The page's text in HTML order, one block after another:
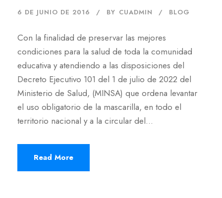
6 DE JUNIO DE 2016 BY CUADMIN BLOG
Con la finalidad de preservar las mejores
condiciones para la salud de toda la comunidad
educativa y atendiendo a las disposiciones del
Decreto Ejecutivo 101 del 1 de julio de 2022 del
Ministerio de Salud, (MINSA) que ordena levantar
el uso obligatorio de la mascarilla, en todo el
territorio nacional y a la circular del...
Read More